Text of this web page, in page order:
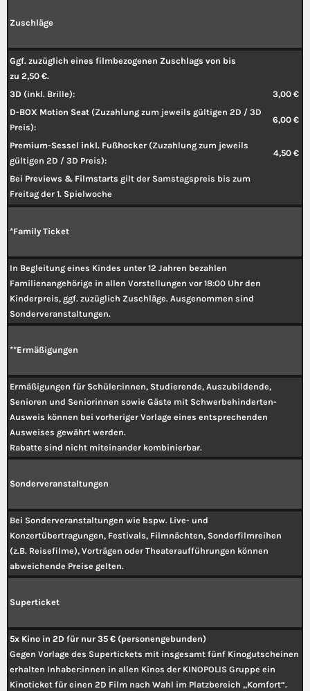
Zuschläge
Ggf. zuzüglich eines filmbezogenen Zuschlags von bis
zu 2,50 €.
3D (inkl. Brille):
3,00 €
D-BOX Motion Seat (Zuzahlung zum jeweils gültigen 2D / 3D
Preis):
6,00 €
Premium-Sessel inkl. Fußhocker (Zuzahlung zum jeweils
gültigen 2D / 3D Preis):
4,50 €
Bei Previews & Filmstarts gilt der Samstagspreis bis zum
Freitag der 1. Spielwoche
*Family Ticket
In Begleitung eines Kindes unter 12 Jahren bezahlen
Familienangehörige in allen Vorstellungen vor 18:00 Uhr den
Kinderpreis, ggf. zuzüglich Zuschläge. Ausgenommen sind
Sonderveranstaltungen.
**Ermäßigungen
Ermäßigungen für Schüler:innen, Studierende, Auszubildende,
Senioren und Seniorinnen sowie Gäste mit Schwerbehinderten-
Ausweis können bei vorheriger Vorlage eines entsprechenden
Ausweises gewährt werden.
Rabatte sind nicht miteinander kombinierbar.
Sonderveranstaltungen
Bei Sonderveranstaltungen wie bspw. Live- und
Konzertübertragungen, Festivals, Filmnächten, Sonderfilmreihen
(z.B. Reisefilme), Vorträgen oder Theateraufführungen können
abweichende Preise gelten.
Superticket
5x Kino in 2D für nur 35 € (personengebunden)
Gegen Vorlage des Supertickets mit insgesamt fünf Kinogutscheinen
erhalten Inhaber:innen in allen Kinos der KINOPOLIS Gruppe ein
Kinoticket für einen 2D Film nach Wahl im Platzbereich „Komfort“.